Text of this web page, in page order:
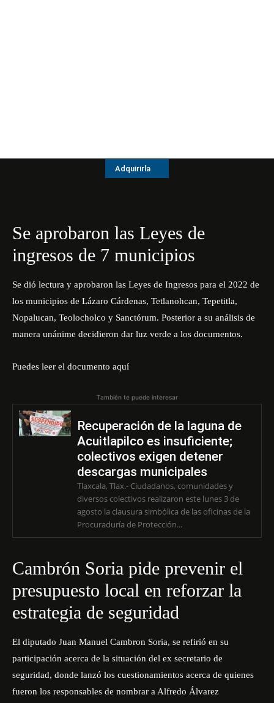
Adquirirla
Se aprobaron las Leyes de
ingresos de 7 municipios
Se dió lectura y aprobaron las Leyes de Ingresos para el 2022 de
los municipios de Lázaro Cárdenas, Tetlanohcan, Tepetitla,
Nopalucan, Teolocholco y Sanctórum. Posterior a su análisis de
manera unánime decidieron dar luz verde a los documentos.
Puedes leer el documento aquí
También te puede interesar
Recuperación de la laguna de
Acuitlapilco es insuficiente;
colectivos exigen detener
descargas municipales
Tlaxcala, Tlax.- Ciudadanos, comunidades y
diversos colectivos realizaron este lunes 3 de
agosto la clausura simbólica de las oficinas de la
Procuraduría de Protección...
Cambrón Soria pide prevenir el
presupuesto local en reforzar la
estrategia de seguridad
El diputado Juan Manuel Cambron Soria, se refirió en su
participación acerca de la situación del ex secretario de
seguridad, donde lanzó los cuestionamientos acerca de quienes
fueron los responsables de nombrar a Alfredo Álvarez